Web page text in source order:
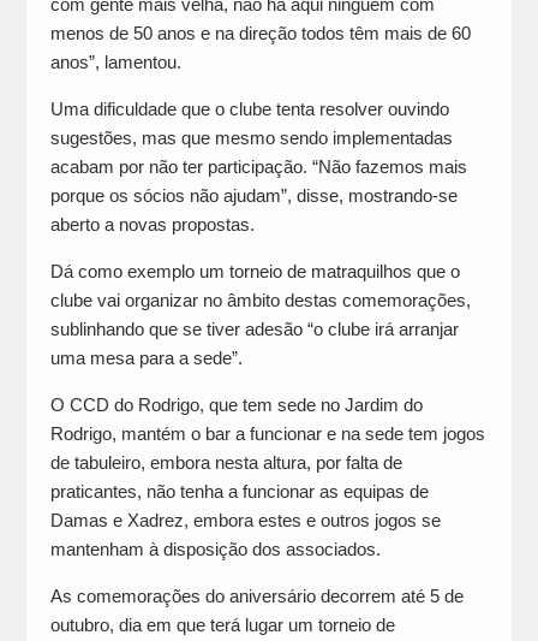
menos de 50 anos e na direção todos têm mais de 60
anos”, lamentou.
Uma dificuldade que o clube tenta resolver ouvindo
sugestões, mas que mesmo sendo implementadas
acabam por não ter participação. “Não fazemos mais
porque os sócios não ajudam”, disse, mostrando-se
aberto a novas propostas.
Dá como exemplo um torneio de matraquilhos que o
clube vai organizar no âmbito destas comemorações,
sublinhando que se tiver adesão “o clube irá arranjar
uma mesa para a sede”.
O CCD do Rodrigo, que tem sede no Jardim do
Rodrigo, mantém o bar a funcionar e na sede tem jogos
de tabuleiro, embora nesta altura, por falta de
praticantes, não tenha a funcionar as equipas de
Damas e Xadrez, embora estes e outros jogos se
mantenham à disposição dos associados.
As comemorações do aniversário decorrem até 5 de
outubro, dia em que terá lugar um torneio de